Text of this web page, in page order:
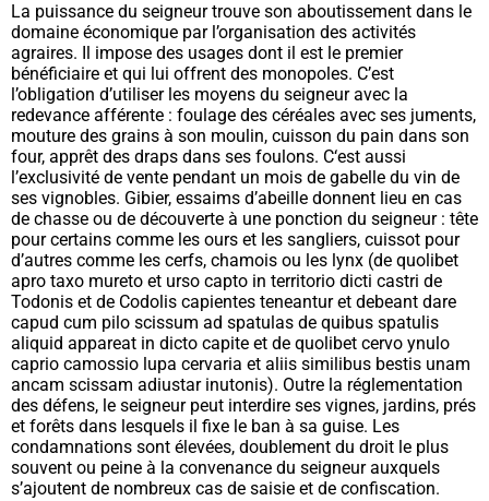
La puissance du seigneur trouve son aboutissement dans le
domaine économique par l’organisation des activités
agraires. Il impose des usages dont il est le premier
bénéficiaire et qui lui offrent des monopoles. C’est
l’obligation d’utiliser les moyens du seigneur avec la
redevance afférente : foulage des céréales avec ses juments,
mouture des grains à son moulin, cuisson du pain dans son
four, apprêt des draps dans ses foulons. C‘est aussi
l’exclusivité de vente pendant un mois de gabelle du vin de
ses vignobles. Gibier, essaims d’abeille donnent lieu en cas
de chasse ou de découverte à une ponction du seigneur : tête
pour certains comme les ours et les sangliers, cuissot pour
d’autres comme les cerfs, chamois ou les lynx (de quolibet
apro taxo mureto et urso capto in territorio dicti castri de
Todonis et de Codolis capientes teneantur et debeant dare
capud cum pilo scissum ad spatulas de quibus spatulis
aliquid appareat in dicto capite et de quolibet cervo ynulo
caprio camossio lupa cervaria et aliis similibus bestis unam
ancam scissam adiustar inutonis). Outre la réglementation
des défens, le seigneur peut interdire ses vignes, jardins, prés
et forêts dans lesquels il fixe le ban à sa guise. Les
condamnations sont élevées, doublement du droit le plus
souvent ou peine à la convenance du seigneur auxquels
s’ajoutent de nombreux cas de saisie et de confiscation.